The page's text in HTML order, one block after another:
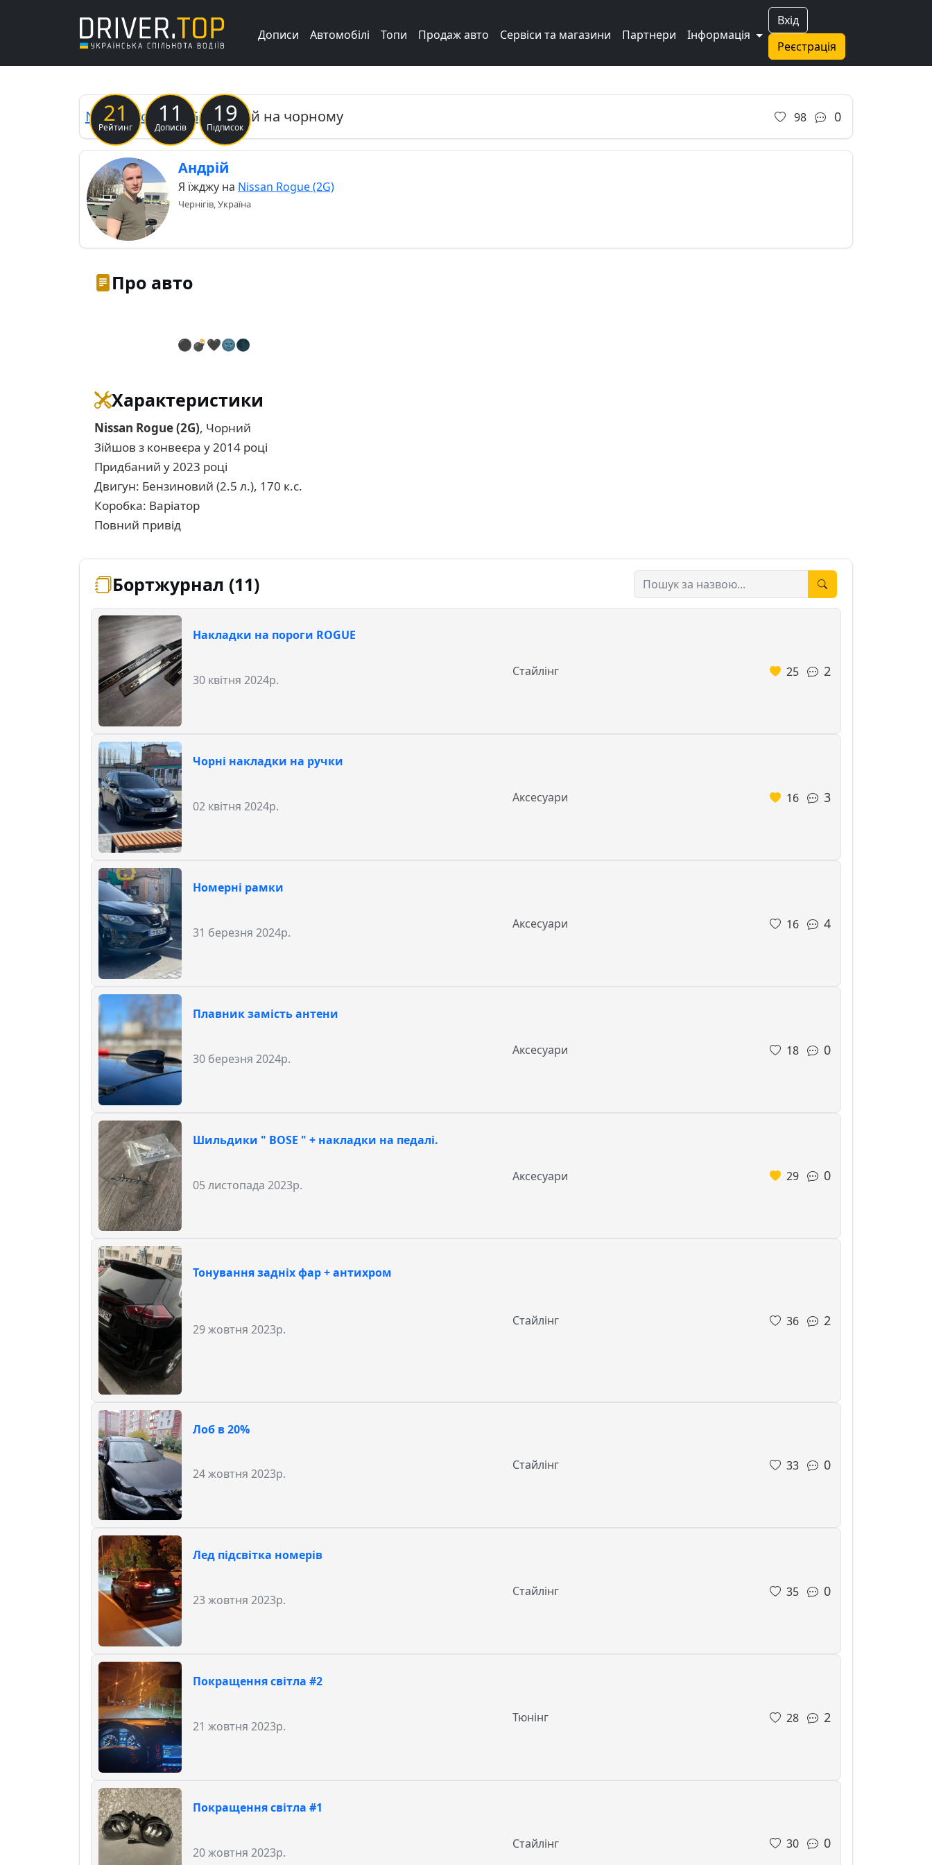
Вхід
Реєстрація
Дописи Автомобілі Топи Продаж авто Сервіси та магазини Партнери Інформація
21
Рейтинг
11
Дописів
19
Підписок
Previous Next
Nissan Rogue (2G) Чорний на чорному 98 0
Андрій
Я їжджу на Nissan Rogue (2G)
Чернігів, Україна
Про авто
⚫💣🖤🌚🌑
Характеристики
Nissan Rogue (2G), Чорний
Зійшов з конвеєра у 2014 році
Придбаний у 2023 році
Двигун: Бензиновий (2.5 л.), 170 к.с.
Коробка: Варіатор
Повний привід
Бортжурнал (11)
Накладки на пороги ROGUE
30 квітня 2024р.
Стайлінг 25 2
Чорні накладки на ручки
02 квітня 2024р.
Аксесуари 16 3
Номерні рамки
31 березня 2024р.
Аксесуари 16 4
Плавник замість антени
30 березня 2024р.
Аксесуари 18 0
Шильдики " BOSE " + накладки на педалі.
05 листопада 2023р.
Аксесуари 29 0
Тонування задніх фар + антихром
29 жовтня 2023р.
Стайлінг 36 2
Лоб в 20%
24 жовтня 2023р.
Стайлінг 33 0
Лед підсвітка номерів
23 жовтня 2023р.
Стайлінг 35 0
Покращення світла #2
21 жовтня 2023р.
Тюнінг 28 2
Покращення світла #1
20 жовтня 2023р.
Стайлінг 30 0